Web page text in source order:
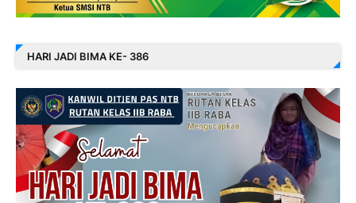
HARI JADI BIMA KE- 386